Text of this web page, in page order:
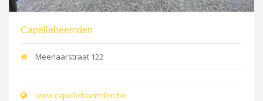
Capellebeemden
Meerlaarstraat 122
www.capellebeemden.be